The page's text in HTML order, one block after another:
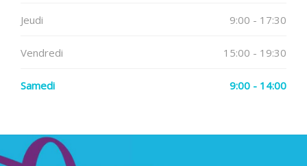
Jeudi 9:00 - 17:30
Vendredi 15:00 - 19:30
Samedi 9:00 - 14:00